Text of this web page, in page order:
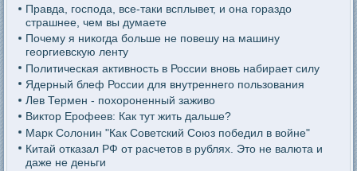
Правда, господа, все-таки всплывет, и она гораздо
страшнее, чем вы думаете
Почему я никогда больше не повешу на машину
георгиевскую ленту
Политическая активность в России вновь набирает силу
Ядерный блеф России для внутреннего пользования
Лев Термен - похороненный заживо
Виктор Ерофеев: Как тут жить дальше?
Марк Солонин "Как Советский Союз победил в войне"
Китай отказал РФ от расчетов в рублях. Это не валюта и
даже не деньги